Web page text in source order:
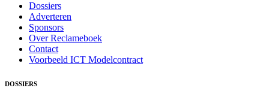
Dossiers
Adverteren
Sponsors
Over Reclameboek
Contact
Voorbeeld ICT Modelcontract
DOSSIERS